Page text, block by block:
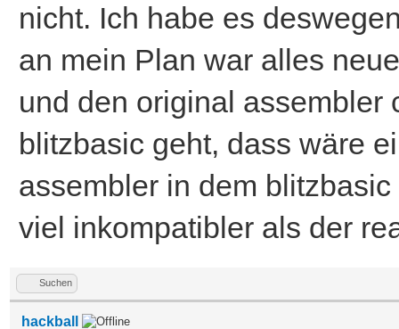
nicht. Ich habe es
an mein Plan war alles
und den original assembler
blitzbasic geht, dass wäre
assembler in dem
viel inkompatibler als der
Suchen
hackball